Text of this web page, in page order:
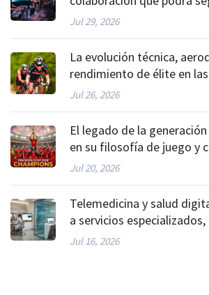
Jul 29, 2026
La evolución técnica,
rendimiento de élite en
Jul 26, 2026
El legado de la
en su filosofía de juego y
hacia la gloria mundial
Jul 20, 2026
Telemedicina y salud
a servicios
pacientes crónicos y la
Jul 16, 2026